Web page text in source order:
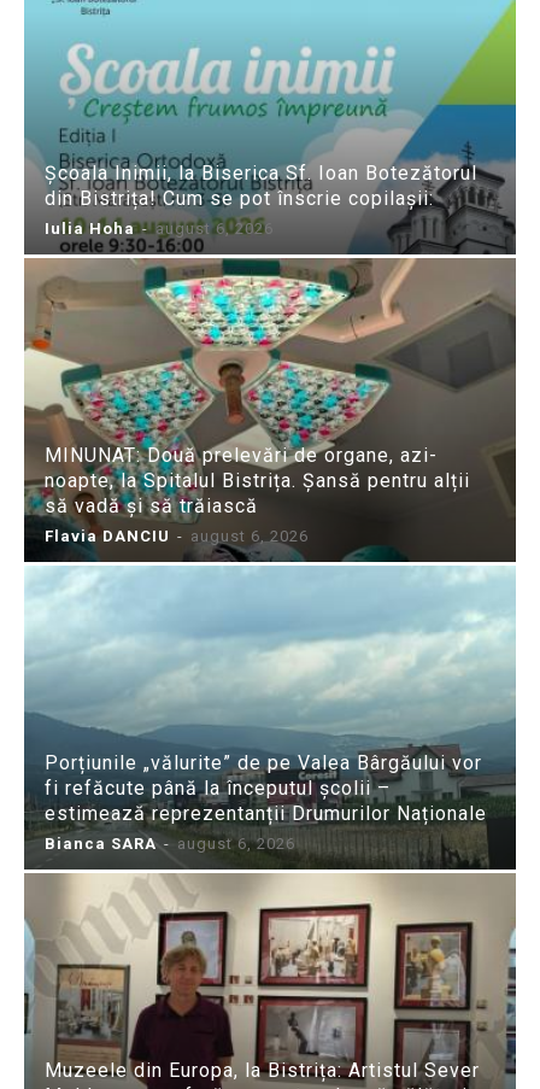
Școala Inimii, la Biserica Sf. Ioan Botezătorul
din Bistrița! Cum se pot înscrie copilașii:
Iulia Hoha - august 6, 2026
MINUNAT: Două prelevări de organe, azi-
noapte, la Spitalul Bistrița. Șansă pentru alții
să vadă și să trăiască
Flavia DANCIU - august 6, 2026
Porțiunile „vălurite” de pe Valea Bârgăului vor
fi refăcute până la începutul școlii –
estimează reprezentanții Drumurilor Naționale
Bianca SARA - august 6, 2026
Muzeele din Europa, la Bistrița: Artistul Sever